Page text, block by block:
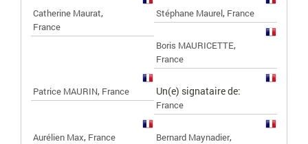
Catherine Maurat,
France
Stéphane Maurel, France
Boris MAURICETTE,
France
Patrice MAURIN, France Un(e) signataire de:
France
Aurélien Max, France Bernard Maynadier,